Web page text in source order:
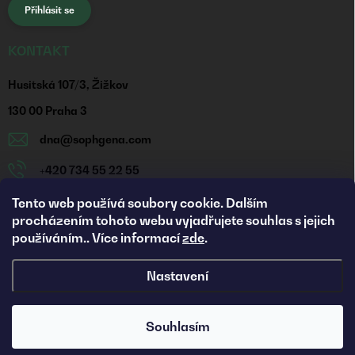
Tento web používá soubory cookie. Dalším
procházením tohoto webu vyjadřujete souhlas s jejich
používáním.. Více informacízde.
Nastavení
Souhlasím
Přihlásit se
KONTAKT
Husitská 107/3, Žižkov
130 00 Praha 3
dna@sophgena.com
+420 734 55 22 55
https://www.facebook.com/sophgena
sophgena_cz/
Copyright 2026Sophgena. Všechna práva vyhrazena.Upravit
nastavení cookies